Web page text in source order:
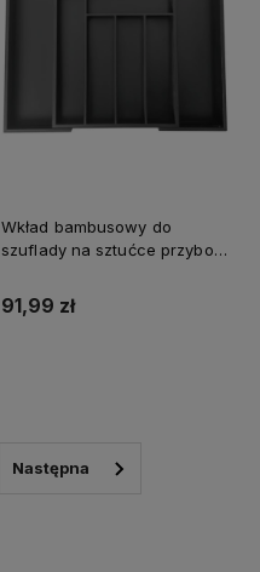
Wkład bambusowy do
szuflady na sztućce przybory
91,99 zł